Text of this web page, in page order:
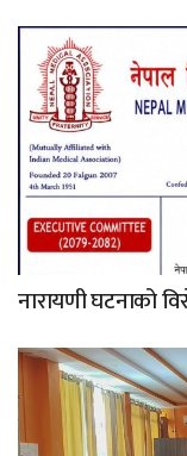
नारायणी घटनाको